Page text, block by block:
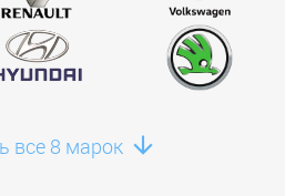
все 8 марок